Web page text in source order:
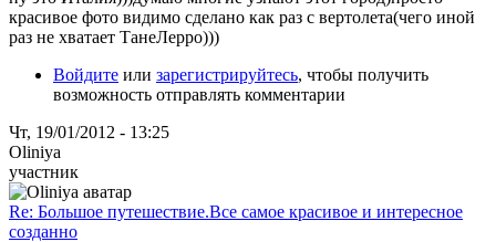
красивое фото видимо сделано как раз с вертолета(чего иной
раз не хватает ТанеЛерро)))
Войдите или зарегистрируйтесь, чтобы получить
возможность отправлять комментарии
Чт, 19/01/2012 - 13:25
Oliniya
участник
Re: Большое путешествие.Все самое красивое и интересное
созданно